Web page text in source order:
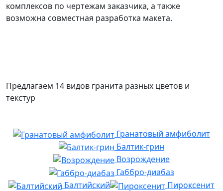
комплексов по чертежам заказчика, а также
возможна совместная разработка макета.
Предлагаем 14 видов гранита разных цветов и
текстур
Гранатовый амфиболит
Балтик-грин
Возрождение
Габбро-диабаз
Балтийский
Пироксенит